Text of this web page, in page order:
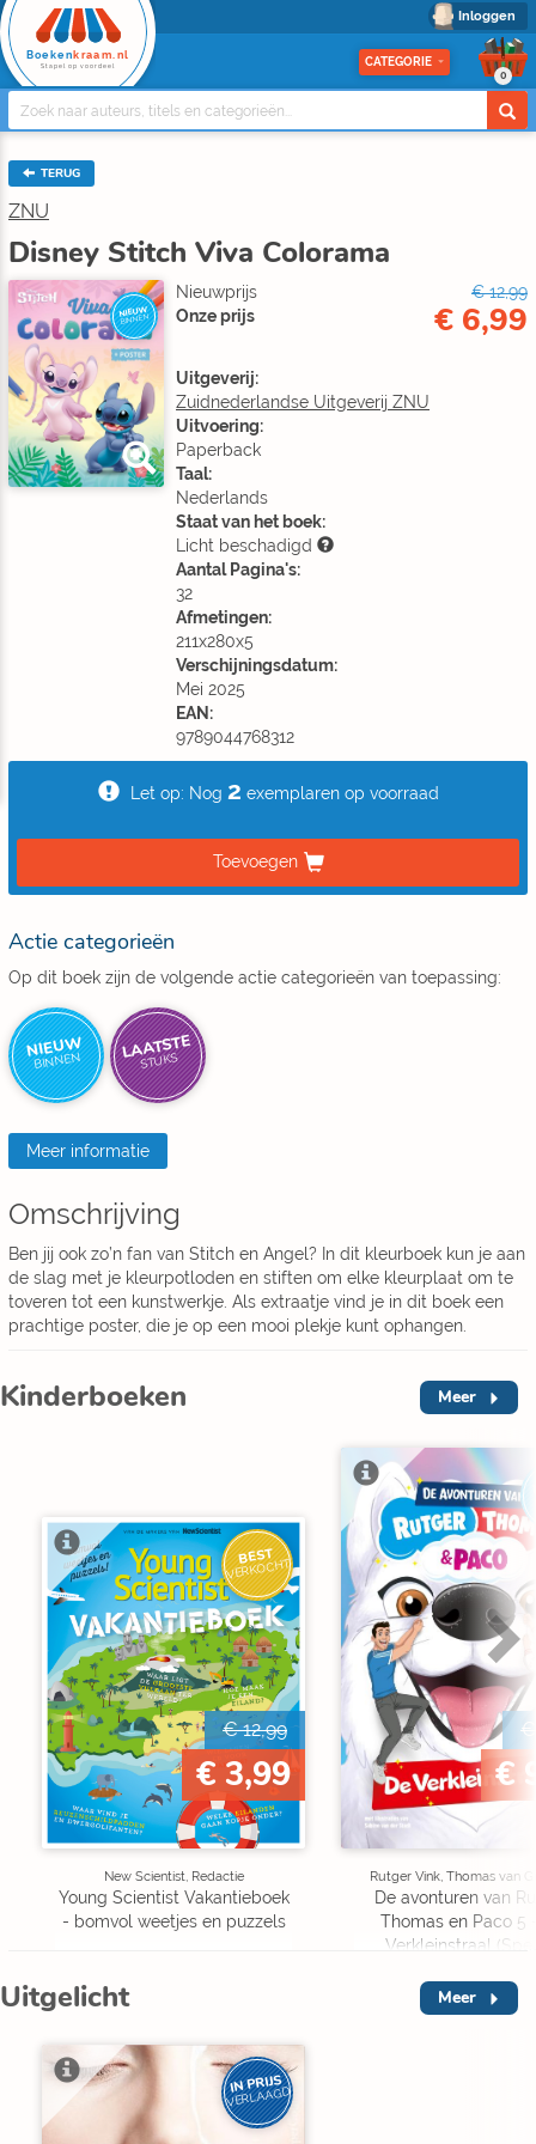
Inloggen
Boeken kraam.nl
Stapel op voordeel CATEGORIE
0
TERUG
ZNU
Disney Stitch Viva Colorama
NIEUW
BINNEN
Nieuwprijs
€ 12,99
Onze prijs
€ 6,99
Uitgeverij:
Zuidnederlandse Uitgeverij ZNU
Uitvoering:
Paperback
Taal:
Nederlands
Staat van het boek:
Licht beschadigd
Aantal Pagina's:
32
Afmetingen:
211x280x5
Verschijningsdatum:
Mei 2025
EAN:
9789044768312
Let op: Nog 2 exemplaren op voorraad
Toevoegen
Actie categorieën
Op dit boek zijn de volgende actie categorieën van toepassing:
NIEUW
BINNEN LAATSTE
STUKS
Meer informatie
Omschrijving
Ben jij ook zo’n fan van Stitch en Angel? In dit kleurboek kun je aan
de slag met je kleurpotloden en stiften om elke kleurplaat om te
toveren tot een kunstwerkje. Als extraatje vind je in dit boek een
prachtige poster, die je op een mooi plekje kunt ophangen.
Kinderboeken Meer
BEST
VERKOCHT
€ 12,99
€ 3,99
New Scientist, Redactie
Young Scientist Vakantieboek
- bomvol weetjes en puzzels
€
€
Rutger Vink, Thomas van
De avonturen van
Thomas en Paco 5
Verkleinstraal
Uitgelicht Meer
IN PRIJS
VERLAAGD